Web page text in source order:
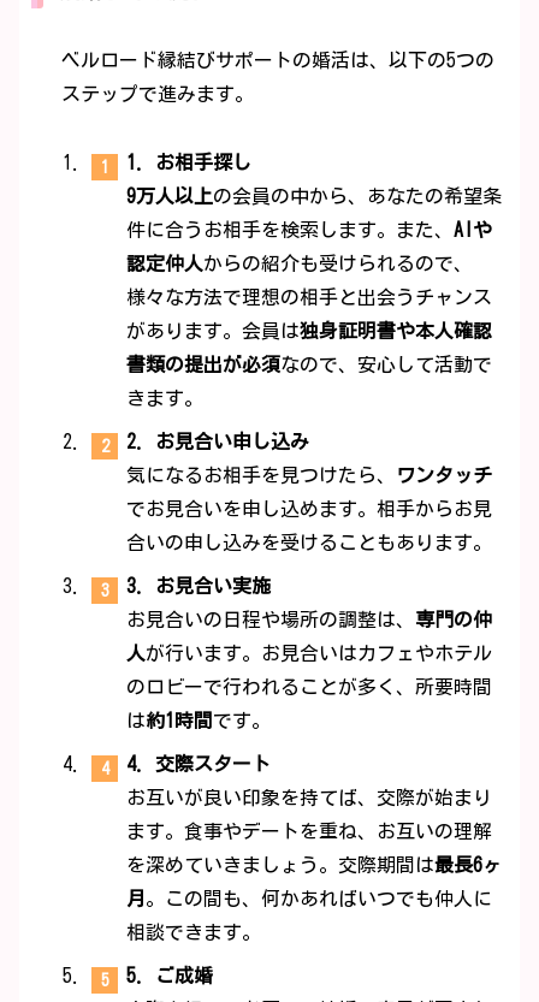
ベルロード縁結びサポートの婚活は、以下の5つの
ステップで進みます。
1. お相手探し
9万人以上の会員の中から、あなたの希望条
件に合うお相手を検索します。また、 AIや
認定仲人からの紹介も受けられるので、
様々な方法で理想の相手と出会うチャンス
があります。会員は独身証明書や本人確認
書類の提出が必須なので、安心して活動で
きます。
2. お見合い申し込み
気になるお相手を見つけたら、
ワンタッチ
でお見合いを申し込めます。相手からお見
合いの申し込みを受けることもあります。
3. お見合い実施
お見合いの日程や場所の調整は、 専門の仲
人が行います。お見合いはカフェやホテル
のロビーで行われることが多く、所要時間
は約1時間 です。
4. 交際スタート
お互いが良い印象を持てば、交際が始まり
ます。食事やデートを重ね、お互いの理解
を深めていきましょう。交際期間は最長6ヶ
月 。この間も、何かあればいつでも仲人に
相談できます。
5. ご成婚